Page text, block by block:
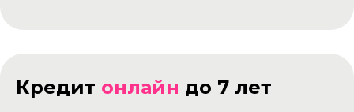
Кредит онлайн до 7 лет